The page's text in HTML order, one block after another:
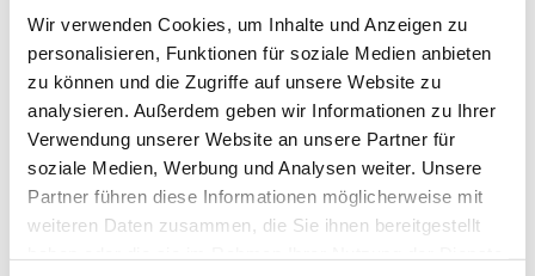
Wir verwenden Cookies, um Inhalte und Anzeigen zu
personalisieren, Funktionen für soziale Medien anbieten
zu können und die Zugriffe auf unsere Website zu
analysieren. Außerdem geben wir Informationen zu Ihrer
Verwendung unserer Website an unsere Partner für
soziale Medien, Werbung und Analysen weiter. Unsere
Partner führen diese Informationen möglicherweise mit
weiteren Daten zusammen, die Sie ihnen bereitgestellt
Dabei geht kein Cent verloren,
alles fließt in die Zwecke, die der
Förderverein mit dem Presbyterium abstimmt.
Möchten Sie gerne Mitglied werden? Den
Mitgliedsantrag gibt es hier zumDownload.
Herunterladen, ausfüllen und per Mail an das
Gemeindebürosenden.